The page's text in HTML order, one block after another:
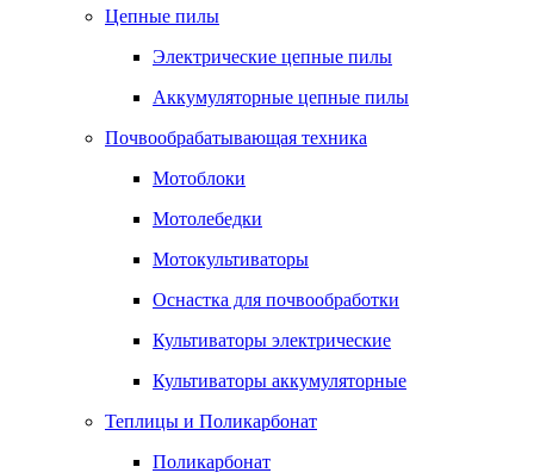
Цепные пилы
Электрические цепные пилы
Аккумуляторные цепные пилы
Почвообрабатывающая техника
Мотоблоки
Мотолебедки
Мотокультиваторы
Оснастка для почвообработки
Культиваторы электрические
Культиваторы аккумуляторные
Теплицы и Поликарбонат
Поликарбонат